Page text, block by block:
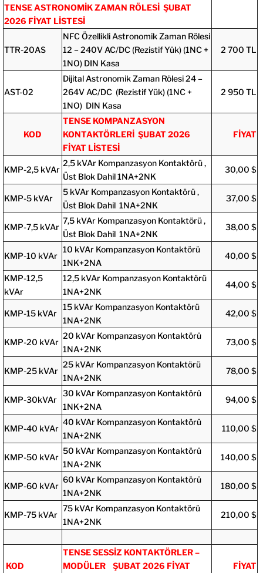
TENSE ASTRONOMİK ZAMAN RÖLESİ ŞUBAT
2026 FİYAT LİSTESİ
TTR-20AS
NFC Özellikli Astronomik Zaman Rölesi
12 – 240V AC/DC (Rezistif Yük) (1NC +
1NO) DIN Kasa
2 700 TL
AST-02
Dijital Astronomik Zaman Rölesi 24 –
264V AC/DC (Rezistif Yük) (1NC +
1NO) DIN Kasa
2 950 TL
KOD
TENSE KOMPANZASYON
KONTAKTÖRLERİ ŞUBAT 2026
FİYAT LİSTESİ
FİYAT
KMP-2,5 kVAr
2,5 kVAr Kompanzasyon Kontaktörü ,
Üst Blok Dahil 1NA+2NK
30,00 $
KMP-5 kVAr
5 kVAr Kompanzasyon Kontaktörü ,
Üst Blok Dahil 1NA+2NK
37,00 $
KMP-7,5 kVAr
7,5 kVAr Kompanzasyon Kontaktörü ,
Üst Blok Dahil 1NA+2NK
38,00 $
KMP-10 kVAr
10 kVAr Kompanzasyon Kontaktörü
1NK+2NA
40,00 $
KMP-12,5
kVAr
12,5 kVAr Kompanzasyon Kontaktörü
1NA+2NK
44,00 $
KMP-15 kVAr
15 kVAr Kompanzasyon Kontaktörü
1NA+2NK
42,00 $
KMP-20 kVAr
20 kVAr Kompanzasyon Kontaktörü
1NA+2NK
73,00 $
KMP-25 kVAr
25 kVAr Kompanzasyon Kontaktörü
1NA+2NK
78,00 $
KMP-30kVAr
30 kVAr Kompanzasyon Kontaktörü
1NK+2NA
94,00 $
KMP-40 kVAr
40 kVAr Kompanzasyon Kontaktörü
1NA+2NK
110,00 $
KMP-50 kVAr
50 kVAr Kompanzasyon Kontaktörü
1NA+2NK
140,00 $
KMP-60 kVAr
60 kVAr Kompanzasyon Kontaktörü
1NA+2NK
180,00 $
KMP-75 kVAr
75 kVAr Kompanzasyon Kontaktörü
1NA+2NK
210,00 $
KOD
TENSE SESSİZ KONTAKTÖRLER –
MODÜLER ŞUBAT 2026 FİYAT
FİYAT